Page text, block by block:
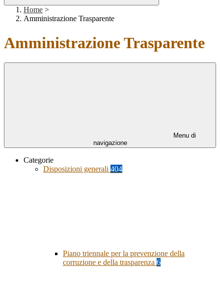
Home >
Amministrazione Trasparente
Amministrazione Trasparente
Menu di
navigazione
Categorie
Disposizioni generali 404
Piano triennale per la prevenzione della
corruzione e della trasparenza 6